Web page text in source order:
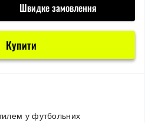
Швидке замовлення
Купити
у футбольних